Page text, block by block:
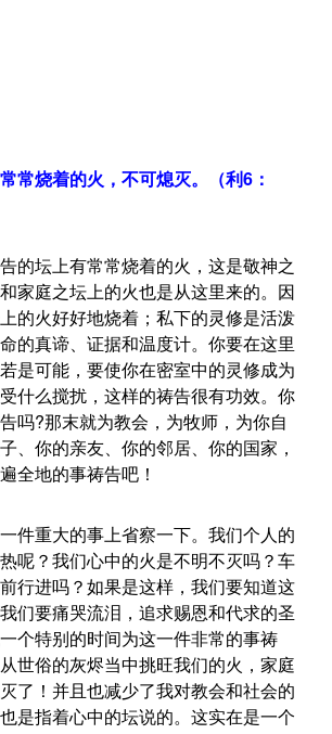
烧着的火，不可熄灭。（利6：
的坛上有常常烧着的火，这是敬神之
家庭之坛上的火也是从这里来的。因
的火好好地烧着；私下的灵修是活泼
的真谛、证据和温度计。你要在这里
是可能，要使你在密室中的灵修成为
什么搅扰，这样的祷告很有功效。你
吗?那末就为教会，为牧师，为你自
、你的亲友、你的邻居、你的国家，
全地的事祷告吧！
重大的事上省察一下。我们个人的
呢？我们心中的火是不明不灭吗？车
行进吗？如果是这样，我们要知道这
们要痛哭流泪，追求赐恩和代求的圣
个特别的时间为这一件非常的事祷
世俗的灰烬当中挑旺我们的火，家庭
了！并且也减少了我对教会和社会的
是指着心中的坛说的。这实在是一个